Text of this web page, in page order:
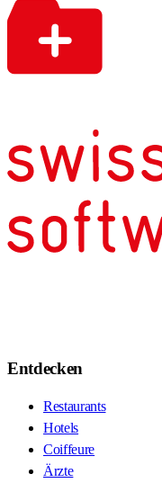
Entdecken
Restaurants
Hotels
Coiffeure
Ärzte